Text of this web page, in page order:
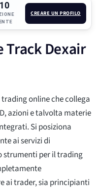
CREARE UN PROFILO
Track Dexair
online che collega
azioni e talvolta materie
Si posiziona
ai servizi di
strumenti per il trading
ai trader, sia principianti